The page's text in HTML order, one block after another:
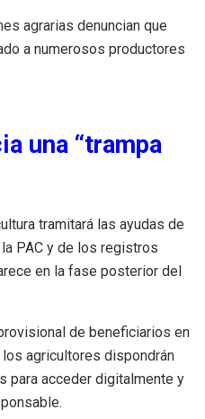
agrarias denuncian que
a numerosos productores
una “trampa
tramitará las ayudas de
PAC y de los registros
en la fase posterior del
de beneficiarios en
agricultores dispondrán
para acceder digitalmente y